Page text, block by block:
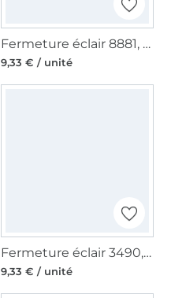
Fermeture éclair 8881, bordeaux
9,33 € / unité
Fermeture éclair 3490, bleu foncé
9,33 € / unité